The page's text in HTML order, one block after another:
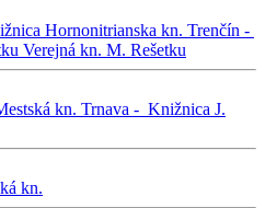
Hornonitrianska kn. Trenčín -
Verejná kn. M. Rešetku
kn. Trnava - Knižnica J.
kn.